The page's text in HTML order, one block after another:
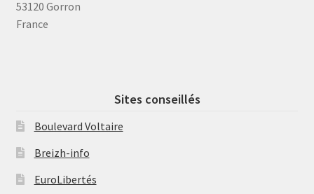
53120 Gorron
France
Sites conseillés
Boulevard Voltaire
Breizh-info
EuroLibertés